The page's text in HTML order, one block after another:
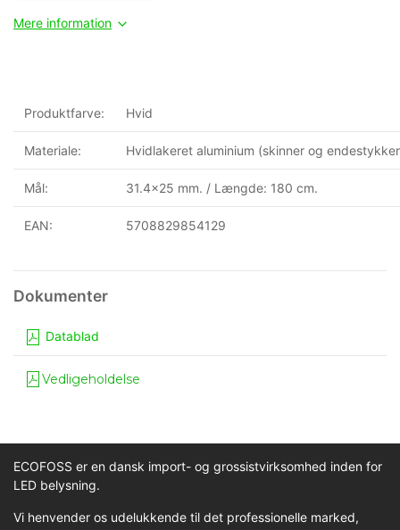
Mere information
Produktfarve: Hvid
Materiale: Hvidlakeret aluminium (skinner og
Mål: 31.4x25 mm. / Længde: 180 cm.
EAN: 5708829854129
Datablad
Vedligeholdelse
ECOFOSS er en dansk import- og grossistvirksomhed inden for
LED belysning.
Vi henvender os udelukkende til det professionelle marked,